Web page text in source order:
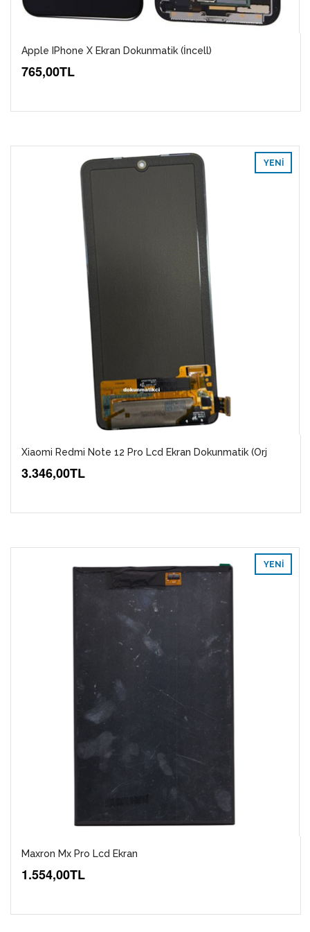
Apple IPhone X Ekran Dokunmatik (İncell)
765,00TL
YENI
Xiaomi Redmi Note 12 Pro Lcd Ekran Dokunmatik (Orj
3.346,00TL
YENI
Maxron Mx Pro Lcd Ekran
1.554,00TL